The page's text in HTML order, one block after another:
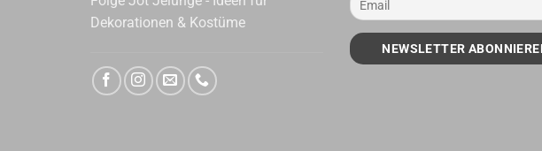
Dekorationen & Kostüme